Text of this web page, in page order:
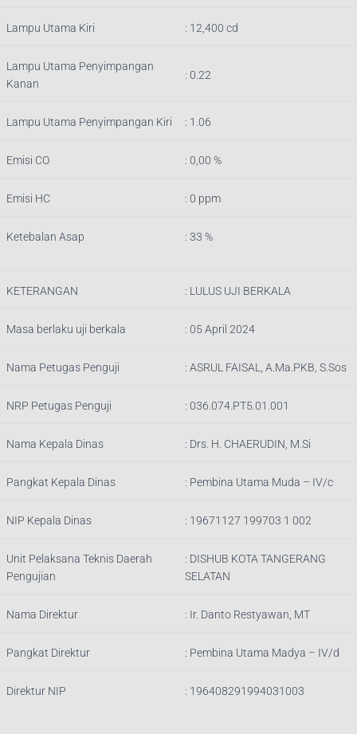
Lampu Utama Kiri : 12,400 cd
Lampu Utama Penyimpangan
Kanan
: 0.22
Lampu Utama Penyimpangan Kiri : 1.06
Emisi CO : 0,00 %
Emisi HC : 0 ppm
Ketebalan Asap : 33 %
KETERANGAN : LULUS UJI BERKALA
Masa berlaku uji berkala : 05 April 2024
Nama Petugas Penguji : ASRUL FAISAL, A.Ma.PKB, S.Sos
NRP Petugas Penguji : 036.074.PT5.01.001
Nama Kepala Dinas : Drs. H. CHAERUDIN, M.Si
Pangkat Kepala Dinas : Pembina Utama Muda – IV/c
NIP Kepala Dinas : 19671127 199703 1 002
Unit Pelaksana Teknis Daerah
Pengujian
: DISHUB KOTA TANGERANG
SELATAN
Nama Direktur : Ir. Danto Restyawan, MT
Pangkat Direktur : Pembina Utama Madya – IV/d
Direktur NIP : 196408291994031003